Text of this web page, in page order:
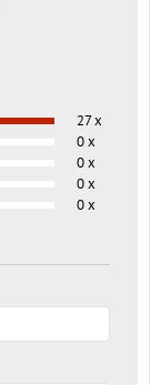
27 x
0 x
0 x
0 x
0 x